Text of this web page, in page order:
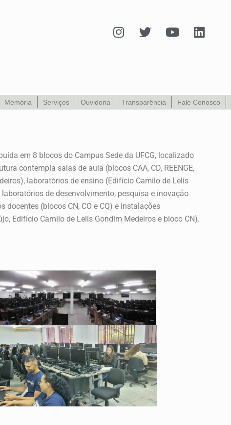
I
n
r
a
T
w
r
Y
o
e
L
i
i
n
Memória Serviços Ouvidoria Transparência Fale Conosco
em 8 blocos do Campus Sede da UFCG, localizado
contempla salas de aula (blocos CAA, CD, REENGE,
laboratórios de ensino (Edifício Camilo de Lelis
laboratórios de desenvolvimento, pesquisa e inovação
docentes (blocos CN, CO e CQ) e instalações
Edifício Camilo de Lelis Gondim Medeiros e bloco CN).